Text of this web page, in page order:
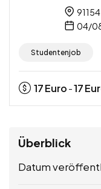
04/
Studentenjob
17Euro -17
Überblick
Datum